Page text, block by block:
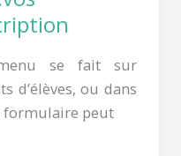
se fait sur
d’élèves, ou dans
formulaire peut